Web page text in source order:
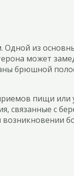
из
может
брюшной
пищи
связанные с